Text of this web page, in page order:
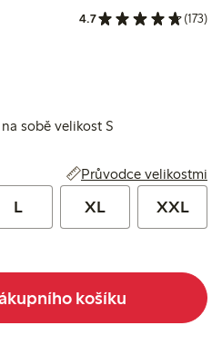
4.7 (173)
sobě velikost S
Průvodce velikostmi
L XL XXL
košíku